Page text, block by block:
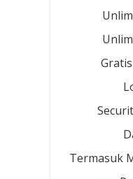
Termasuk